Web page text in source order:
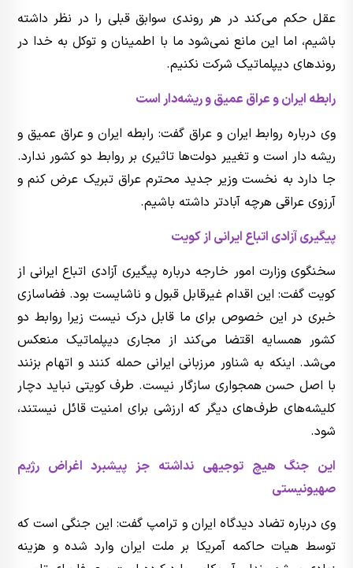
عقل حکم می‌کند در هر روندی سوابق قبلی را در نظر داشته
باشیم، اما این مانع نمی‌شود ما با اطمینان و توکل به خدا در
روندهای دیپلماتیک شرکت نکنیم.
رابطه ایران و عراق عمیق و ریشه‌دار است
وی درباره روابط ایران و عراق گفت: رابطه ایران و عراق عمیق و
ریشه دار است و تغییر دولت‌ها تاثیری بر روابط دو کشور ندارد.
جا دارد به نخست وزیر جدید محترم عراق تبریک عرض کنم و
آرزوی عراقی هرچه آبادتر داشته باشیم.
پیگیری آزادی اتباع ایرانی از کویت
سخنگوی وزارت امور خارجه درباره پیگیری آزادی اتباع ایرانی از
کویت گفت: این اقدام غیرقابل قبول و ناشایست بود. فضاسازی
خبری در این خصوص برای ما قابل درک نیست زیرا روابط دو
کشور همسایه اقتضا می‌کند از مجاری دیپلماتیک منعکس
می‌شد. اینکه به شناور مرزبانی ایرانی حمله کنند و اتهام بزنند
با اصل حسن همجواری سازگار نیست. طرف کویتی نباید دچار
کلیشه‌های طرف‌های دیگر که ارزشی برای امنیت قائل نیستند،
شود.
این جنگ هیچ توجیهی نداشته جز پیشبرد اغراض رژیم
صهیونیستی
وی درباره تضاد دیدگاه ایران و ترامپ گفت: این جنگی است که
توسط هیات حاکمه آمریکا بر ملت ایران وارد شده و هزینه